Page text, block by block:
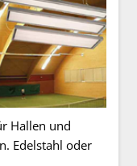
Hallen und
Edelstahl oder